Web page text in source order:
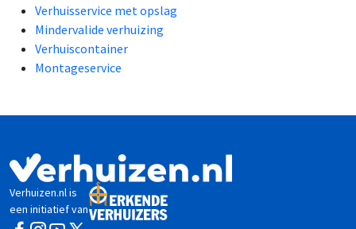
Verhuisservice met opslag
Mindervalide verhuizing
Verhuiscontainer
Montageservice
Verhuizen.nl is
een initiatief van